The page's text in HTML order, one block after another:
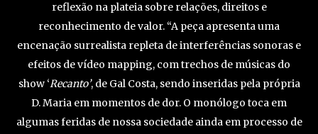
reflexão na plateia sobre relações, direitos e
reconhecimento de valor. “A peça apresenta uma
encenação surrealista repleta de interferências sonoras e
efeitos de vídeo mapping, com trechos de músicas do
show ‘Recanto’, de Gal Costa, sendo inseridas pela própria
D. Maria em momentos de dor. O monólogo toca em
algumas feridas de nossa sociedade ainda em processo de